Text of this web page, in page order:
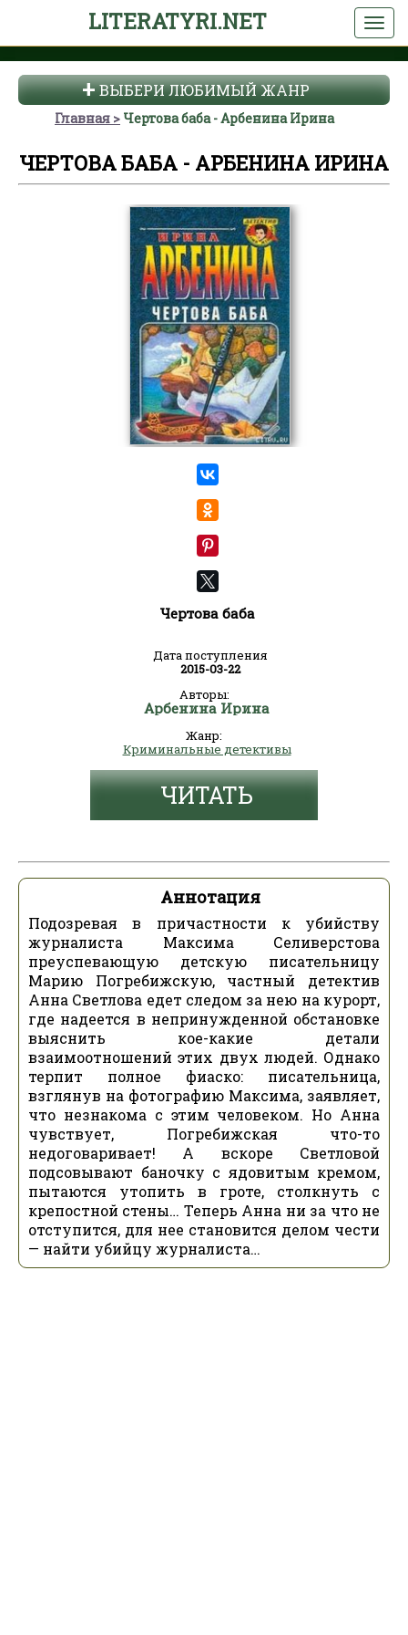
LITERATYRI.NET
ВЫБЕРИ ЛЮБИМЫЙ ЖАНР
Главная Чертова баба - Арбенина Ирина
ЧЕРТОВА БАБА - АРБЕНИНА ИРИНА
Чертова баба
Дата поступления
2015-03-22
Авторы:
Арбенина Ирина
Жанр:
Криминальные детективы
ЧИТАТЬ
Аннотация
Подозревая в причастности к убийству
журналиста Максима Селиверстова
преуспевающую детскую писательницу
Марию Погребижскую, частный детектив
Анна Светлова едет следом за нею на курорт,
где надеется в непринужденной обстановке
выяснить кое-какие детали
взаимоотношений этих двух людей. Однако
терпит полное фиаско: писательница,
взглянув на фотографию Максима, заявляет,
что незнакома с этим человеком. Но Анна
чувствует, Погребижская что-то
недоговаривает! А вскоре Светловой
подсовывают баночку с ядовитым кремом,
пытаются утопить в гроте, столкнуть с
крепостной стены… Теперь Анна ни за что не
отступится, для нее становится делом чести
— найти убийцу журналиста…